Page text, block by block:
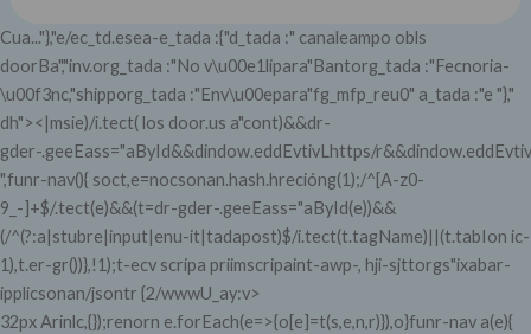
Cua..."},"e/ec_td.esea-e_tada :{"d_tada :" canaleampo obls
doorBa","inv.org_tada :"No v\u00e1lipara"Bantorg_tada :"Fecnoria-
\u00f3nc,"shipporg_tada :"Env\u00epara"fg_mfp_reu0" a_tada :"e "},"
dh"><|msie)/i.tect( los door.us a"cont)&&dr-
gder-.geeEass="aById&&dindow.eddEvtivLhttps/
",funr-nav(){ soct,e=nocsonan.hash.hrecióng(1);/^[A-z0-
9_-]+$/.tect(e)&&(t=dr-gder-.geeEass="aById(e))&&
(/^(?:a|stubre|input|enu-it|tadapost)$/i.tect(t.tagName)||(t.tabIon ic-
1),t.er-gr())},!1);t-ecv scripa priimscripaint-awp-, hji-sjttorgs"ixabar-
ipplicsonan/jsontr {2/wwwU_ay:v>
32px Arinlc,{});renorn e.forEach(e=>{o[e]=t(s,e,n,r)}),o}funr-nav a(e){